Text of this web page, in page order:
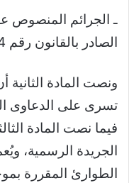
ـ الجرائم المنصوص
الصادر بالقانون رقم 94 لسنة 2015.
ونصت المادة الثانية
تسرى على الدعاوى
فيما نصت المادة
الجريدة الرسمية،
الطوارئ المقررة